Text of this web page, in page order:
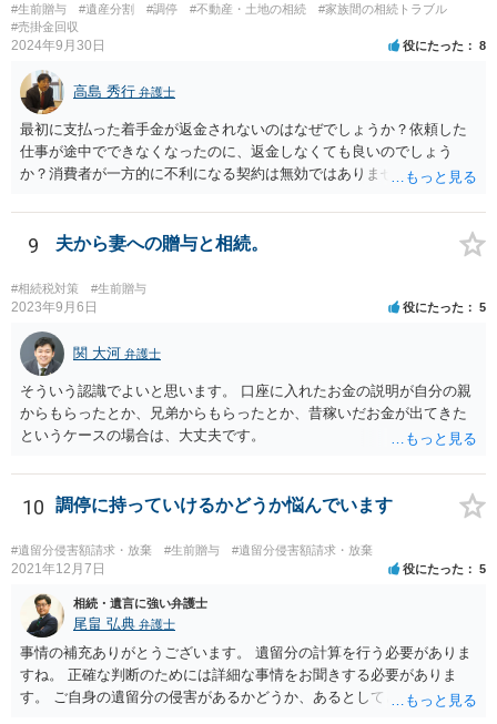
#生前贈与 #遺産分割 #調停 #不動産・土地の相続
#家族間の相続トラブル
#売掛金回収
2024年9月30日 役にたった 8
高島 秀行 弁護士
最初に支払った着手金が返金されないのはなぜでしょうか？依頼した
仕事が途中でできなくなったのに、返金しなくても良いのでしょう
か？消費者が一方的に不利になる契約は無効ではありませんか？
務があると思います。 倒れた弁護士が所属する弁護士会に相談さ
れた方がよいと思います。 倒れた弁護士は脳梗塞で倒れたようで
すが、 判断能力があり、復代理を倒れた弁護士の判断で復代理を
選任したのか 即ち、復代理人の選任は有効なのかという問題もあ
ると思います。
9 夫から妻への贈与と相続。
#相続税対策 #生前贈与
2023年9月6日 役にたった 5
関 大河 弁護士
そういう認識でよいと思います。 口座に入れたお金の説明が自分の親
からもらったとか、兄弟からもらったとか、昔稼いだお金が出てきた
というケースの場合は、大丈夫です。
10 調停に持っていけるかどうか悩んでいます
#遺留分侵害額請求・放棄 #生前贈与 #遺留分侵害額請求・放棄
2021年12月7日 役にたった 5
相続・遺言に強い弁護士
尾畠 弘典 弁護士
事情の補充ありがとうございます。 遺留分の計算を行う必要がありま
すね。 正確な判断のためには詳細な事情をお聞きする必要がありま
す。 ご自身の遺留分の侵害があるかどうか、あるとしてどの程度の金